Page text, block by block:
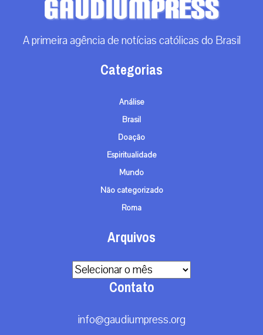
A primeira agência de notícias católicas do Brasil
Categorias
Análise
Brasil
Doação
Espiritualidade
Mundo
Não categorizado
Roma
Arquivos
Arquivos
Contato
info@gaudiumpress.org